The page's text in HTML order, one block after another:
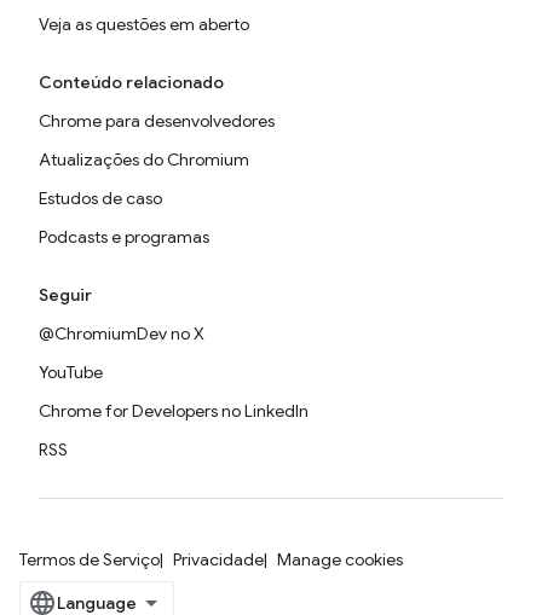
Veja as questões em aberto
Conteúdo relacionado
Chrome para desenvolvedores
Atualizações do Chromium
Estudos de caso
Podcasts e programas
Seguir
@ChromiumDev no X
YouTube
Chrome for Developers no LinkedIn
RSS
Termos de Serviço Privacidade Manage cookies